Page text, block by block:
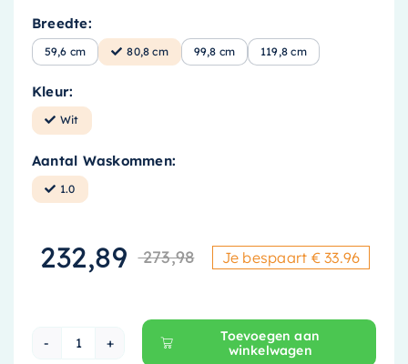
Breedte:
59,6 cm 80,8 cm 99,8 cm 119,8 cm
Kleur:
Wit
Aantal Waskommen:
1.0
273,98
232,89 Huidige prijs
Je bespaart € 33.96
Brauer Solar Medium Wastafel - 80,8 cm x
Toevoegen aan
winkelwagen